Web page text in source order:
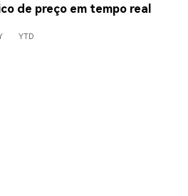
de preço em tempo real
YTD